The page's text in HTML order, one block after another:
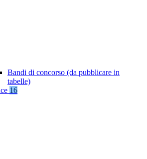
Bandi di concorso (da pubblicare in
tabelle)
16